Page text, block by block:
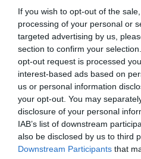
If you wish to opt-out of the
processing of your personal or
targeted advertising by us,
section to confirm your
opt-out request is processed
interest-based ads based on
us or personal information
your opt-out. You may
disclosure of your personal
IAB’s list of downstream
also be disclosed by us to third
Downstream Participants that
ΗΠΑ - Το
το ΝΑΤΟ
Νέα έρευνα των μυστικών
Ηνωμένων Πολιτειών
Ρωσία. Οι ΗΠΑ εκτιμούν
μπορούσε μέσα στα επόμενα
μια περιορισμένη επίθεση
22:20 | 07 Αυγούστου 2026